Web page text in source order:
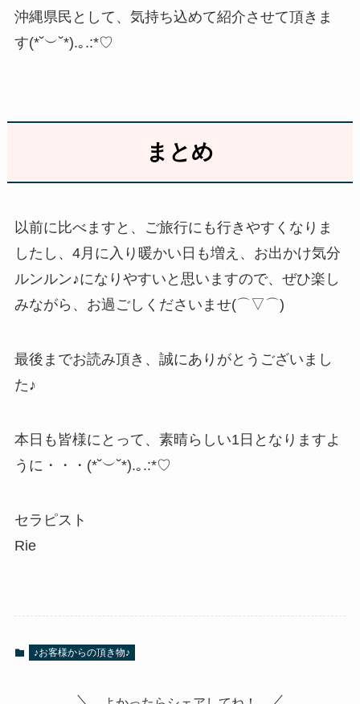
沖縄県民として、気持ち込めて紹介させて頂きま
す(*˘︶˘*).｡.:*♡
まとめ
以前に比べますと、ご旅行にも行きやすくなりま
したし、4月に入り暖かい日も増え、お出かけ気分
ルンルン♪になりやすいと思いますので、ぜひ楽し
みながら、お過ごしくださいませ(⌒▽⌒)
最後までお読み頂き、誠にありがとうございまし
た♪
本日も皆様にとって、素晴らしい1日となりますよ
うに・・・(*˘︶˘*).｡.:*♡
セラピスト
Rie
♪お客様からの頂き物♪